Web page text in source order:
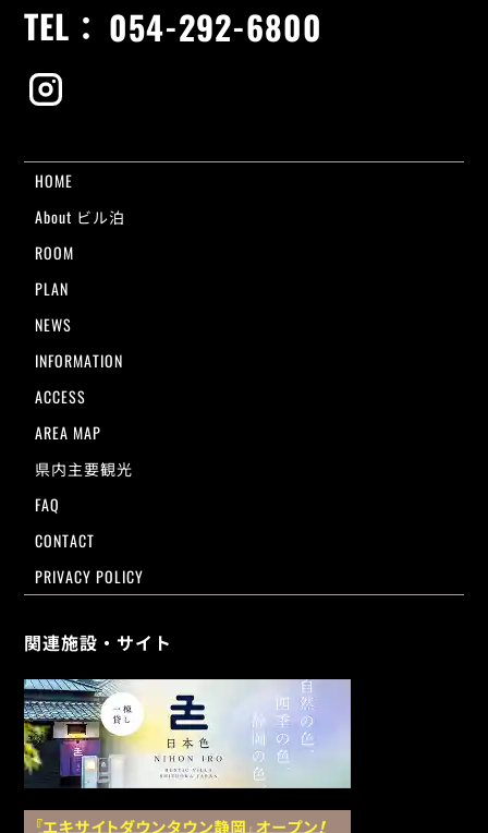
TEL： 054-292-6800
HOME
About ビル泊
ROOM
PLAN
NEWS
INFORMATION
ACCESS
AREA MAP
県内主要観光
FAQ
CONTACT
PRIVACY POLICY
関連施設・サイト